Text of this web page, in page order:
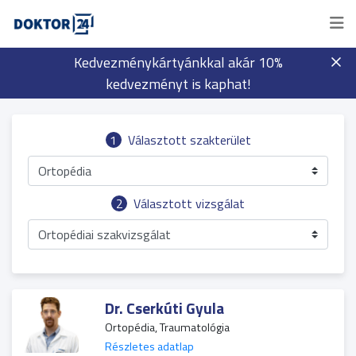
Kedvezménykártyánkkal akár 10%
kedvezményt is kaphat!
1
Választott szakterület
Ortopédia
2 Választott vizsgálat
Ortopédiai szakvizsgálat
Dr. Cserkúti Gyula
Ortopédia, Traumatológia
Részletes adatlap